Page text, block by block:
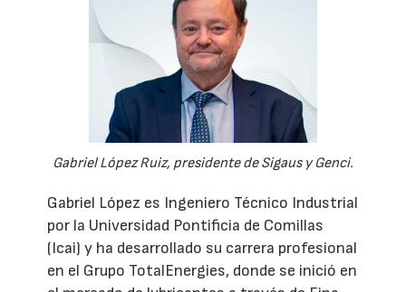
Gabriel López Ruiz, presidente de Sigaus y Genci.
Gabriel López es Ingeniero Técnico Industrial
por la Universidad Pontificia de Comillas
(Icai) y ha desarrollado su carrera profesional
en el Grupo TotalEnergies, donde se inició en